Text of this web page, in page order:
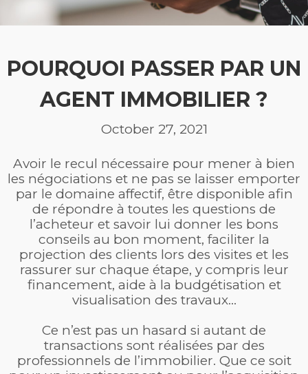
POURQUOI PASSER PAR UN
AGENT IMMOBILIER ?
October 27, 2021
Avoir le recul nécessaire pour mener à bien
les négociations et ne pas se laisser emporter
par le domaine affectif, être disponible afin
de répondre à toutes les questions de
l’acheteur et savoir lui donner les bons
conseils au bon moment, faciliter la
projection des clients lors des visites et les
rassurer sur chaque étape, y compris leur
financement, aide à la budgétisation et
visualisation des travaux…
Ce n’est pas un hasard si autant de
transactions sont réalisées par des
professionnels de l’immobilier. Que ce soit